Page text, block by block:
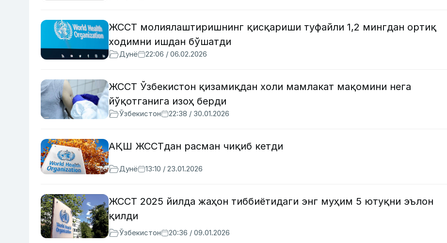
ЖССТ молиялаштиришнинг қисқариши туфайли 1,2 мингдан ортиқ
ходимни ишдан бўшатди
Дунё 22:06 / 06.02.2026
ЖССТ Ўзбекистон қизамиқдан холи мамлакат мақомини нега
йўқотганига изоҳ берди
Ўзбекистон 22:38 / 30.01.2026
АҚШ ЖССТдан расман чиқиб кетди
Дунё 13:10 / 23.01.2026
ЖССТ 2025 йилда жаҳон тиббиётидаги энг муҳим 5 ютуқни эълон
қилди
Ўзбекистон 20:36 / 09.01.2026